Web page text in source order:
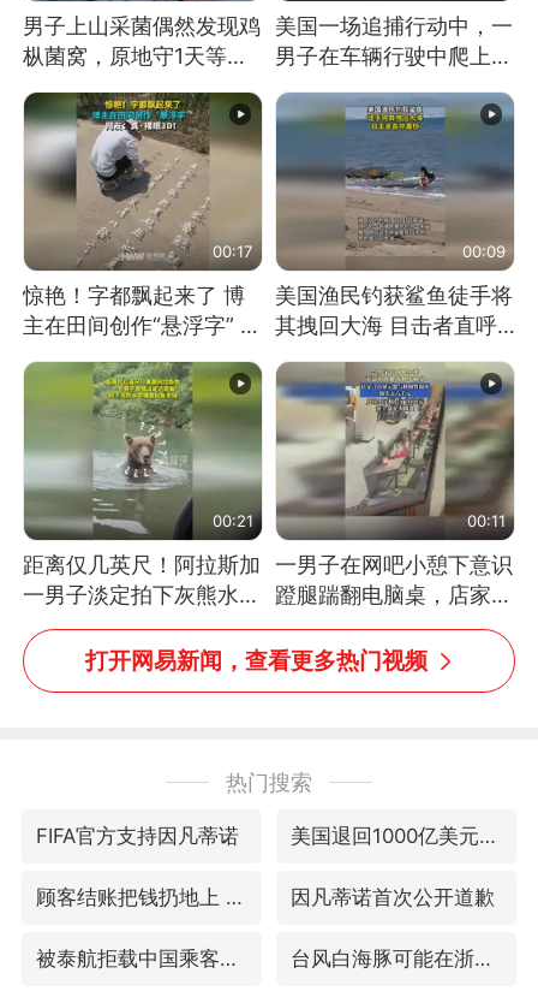
男子上山采菌偶然发现鸡
枞菌窝，原地守1天等它
美国一场追捕行动中，一
男子在车辆行驶中爬上车
00:17
惊艳！字都飘起来了 博
主在田间创作“悬浮字” 网
00:09
美国渔民钓获鲨鱼徒手将
其拽回大海 目击者直呼
消息）
00:21
距离仅几英尺！阿拉斯加
一男子淡定拍下灰熊水中
捕食鲑鱼全程
00:11
一男子在网吧小憩下意识
蹬腿踹翻电脑桌，店家3
台显示器与机械臂损坏
打开网易新闻，查看更多热门视频
热门搜索
FIFA官方支持因凡蒂诺 美国退回1000亿美元关税
顾客结账把钱扔地上 服务员霸气扔回 因凡蒂诺首次公开道歉
被泰航拒载中国乘客：免费改签没兑现 台风白海豚可能在浙江登陆